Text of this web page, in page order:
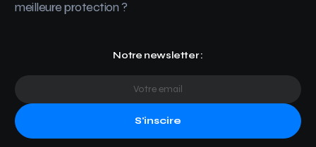
meilleure protection ?
Notre newsletter :
S'inscire